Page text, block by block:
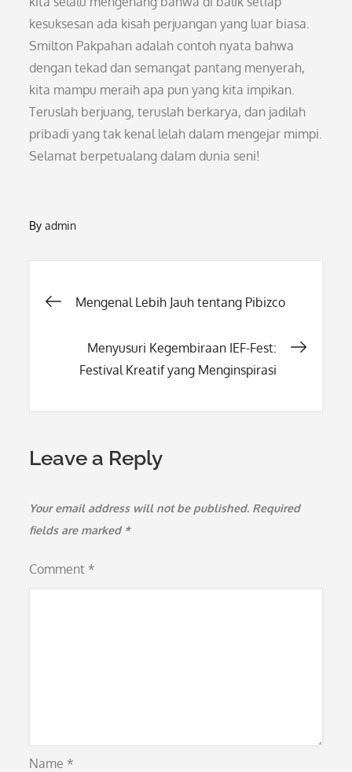
kesuksesan ada kisah perjuangan yang luar biasa.
Smilton Pakpahan adalah contoh nyata bahwa
dengan tekad dan semangat pantang menyerah,
kita mampu meraih apa pun yang kita impikan.
Teruslah berjuang, teruslah berkarya, dan jadilah
pribadi yang tak kenal lelah dalam mengejar mimpi.
Selamat berpetualang dalam dunia seni!
Byadmin
Post
navigation
Mengenal Lebih Jauh tentang Pibizco
Menyusuri Kegembiraan IEF-Fest:
Festival Kreatif yang Menginspirasi
Leave a Reply
Your email address will not be published. Required
fields are marked *
Comment *
Name *